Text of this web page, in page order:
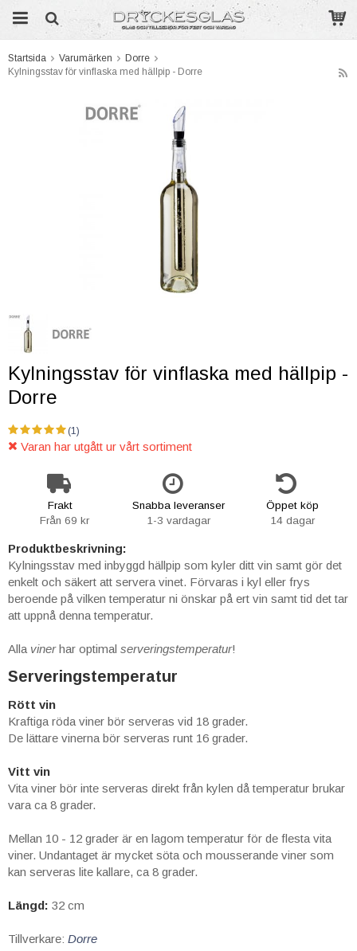
Produkten har blivit tillagd i varukorgen
Startsida Varumärken
Dorre
Kylningsstav för vinflaska med hällpip - Dorre
Kylningsstav för vinflaska med hällpip -
Dorre
(1)
Varan har utgått ur vårt sortiment
Frakt
Från 69 kr
Snabba leveranser
1-3 vardagar
Öppet köp
14 dagar
Produktbeskrivning:
Kylningsstav med inbyggd hällpip som kyler ditt vin samt gör det
enkelt och säkert att servera vinet. Förvaras i kyl eller frys
beroende på vilken temperatur ni önskar på ert vin samt tid det tar
att uppnå denna temperatur.
Alla vinerhar optimal serveringstemperatur!
Serveringstemperatur
Rött vin
Kraftiga röda viner bör serveras vid 18 grader.
De lättare vinerna bör serveras runt 16 grader.
Vitt vin
Vita viner bör inte serveras direkt från kylen då temperatur brukar
vara ca 8 grader.
Mellan 10 - 12 grader är en lagom temperatur för de flesta vita
viner. Undantaget är mycket söta och mousserande viner som
kan serveras lite kallare, ca 8 grader.
Längd: 32 cm
Tillverkare: Dorre